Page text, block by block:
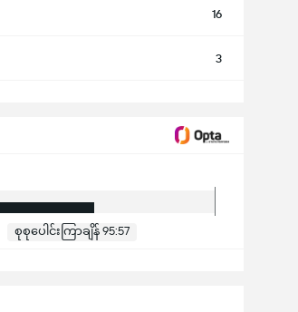
16
3
စုစုပေါင်းကြာချိန် 95:57